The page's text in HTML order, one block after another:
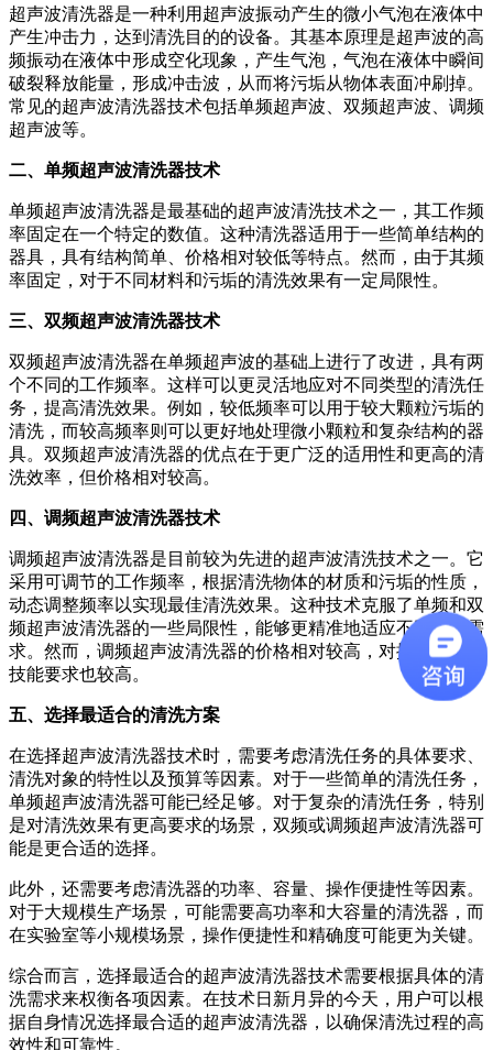
超声波清洗器是一种利用超声波振动产生的微小气泡在液体中
产生冲击力，达到清洗目的的设备。其基本原理是超声波的高
频振动在液体中形成空化现象，产生气泡，气泡在液体中瞬间
破裂释放能量，形成冲击波，从而将污垢从物体表面冲刷掉。
常见的超声波清洗器技术包括单频超声波、双频超声波、调频
超声波等。
二、单频超声波清洗器技术
单频超声波清洗器是最基础的超声波清洗技术之一，其工作频
率固定在一个特定的数值。这种清洗器适用于一些简单结构的
器具，具有结构简单、价格相对较低等特点。然而，由于其频
率固定，对于不同材料和污垢的清洗效果有一定局限性。
三、双频超声波清洗器技术
双频超声波清洗器在单频超声波的基础上进行了改进，具有两
个不同的工作频率。这样可以更灵活地应对不同类型的清洗任
务，提高清洗效果。例如，较低频率可以用于较大颗粒污垢的
清洗，而较高频率则可以更好地处理微小颗粒和复杂结构的器
具。双频超声波清洗器的优点在于更广泛的适用性和更高的清
洗效率，但价格相对较高。
四、调频超声波清洗器技术
调频超声波清洗器是目前较为先进的超声波清洗技术之一。它
采用可调节的工作频率，根据清洗物体的材质和污垢的性质，
动态调整频率以实现最佳清洗效果。这种技术克服了单频和双
频超声波清洗器的一些局限性，能够更精准地适应不同清洗需
求。然而，调频超声波清洗器的价格相对较高，对操作人员的
技能要求也较高。
五、选择最适合的清洗方案
在选择超声波清洗器技术时，需要考虑清洗任务的具体要求、
清洗对象的特性以及预算等因素。对于一些简单的清洗任务，
单频超声波清洗器可能已经足够。对于复杂的清洗任务，特别
是对清洗效果有更高要求的场景，双频或调频超声波清洗器可
能是更合适的选择。
此外，还需要考虑清洗器的功率、容量、操作便捷性等因素。
对于大规模生产场景，可能需要高功率和大容量的清洗器，而
在实验室等小规模场景，操作便捷性和精确度可能更为关键。
综合而言，选择最适合的超声波清洗器技术需要根据具体的清
洗需求来权衡各项因素。在技术日新月异的今天，用户可以根
据自身情况选择最合适的超声波清洗器，以确保清洗过程的高
效性和可靠性。